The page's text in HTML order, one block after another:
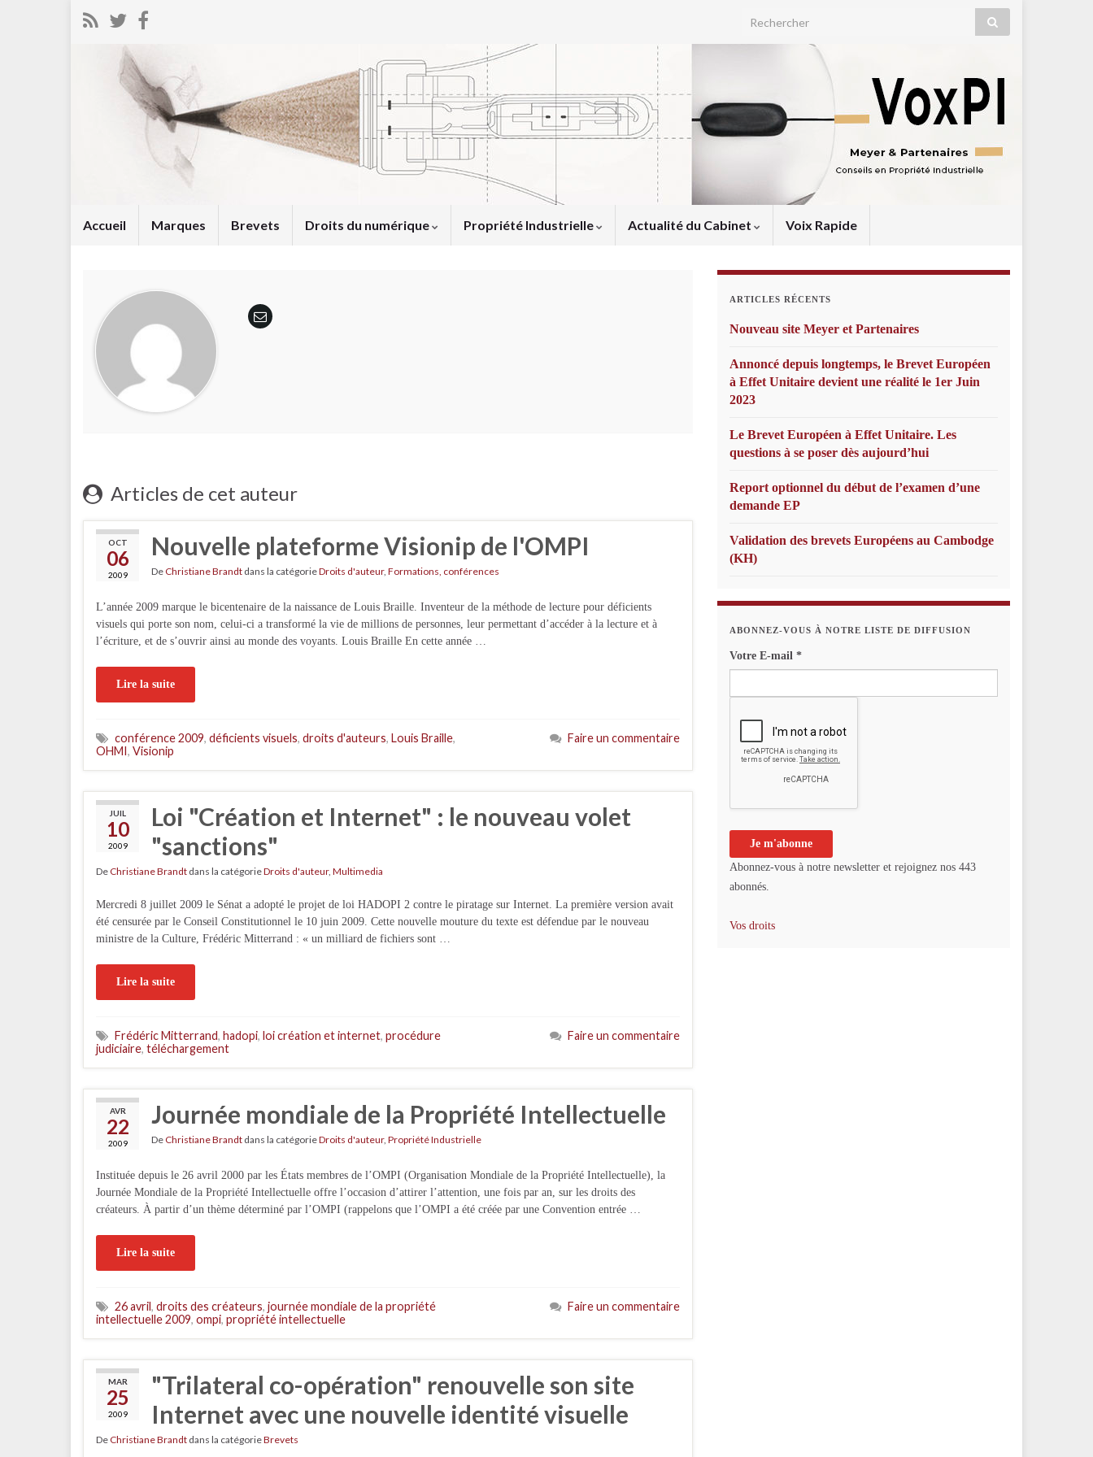
Search for:
Accueil Marques Brevets Droits du numérique Propriété Industrielle Actualité du Cabinet Voix Rapide
Articles de cet auteur
OCT
06
2009
Nouvelle plateforme Visionip de l'OMPI
De Christiane Brandt dans la catégorieDroits d'auteur, Formations, conférences
L’année 2009 marque le bicentenaire de la naissance de Louis Braille. Inventeur de la méthode de lecture pour déficients
visuels qui porte son nom, celui-ci a transformé la vie de millions de personnes, leur permettant d’accéder à la lecture et à
l’écriture, et de s’ouvrir ainsi au monde des voyants. Louis Braille En cette année …
Lire la suite
conférence 2009, déficients visuels, droits d'auteurs, Louis Braille,
OHMI, Visionip
Faire un commentaire
JUIL
10
2009
Loi "Création et Internet" : le nouveau volet
"sanctions"
De Christiane Brandt dans la catégorieDroits d'auteur, Multimedia
Mercredi 8 juillet 2009 le Sénat a adopté le projet de loi HADOPI 2 contre le piratage sur Internet. La première version avait
été censurée par le Conseil Constitutionnel le 10 juin 2009. Cette nouvelle mouture du texte est défendue par le nouveau
ministre de la Culture, Frédéric Mitterrand : « un milliard de fichiers sont …
Lire la suite
Frédéric Mitterrand, hadopi, loi création et internet, procédure
judiciaire, téléchargement
Faire un commentaire
AVR
22
2009
Journée mondiale de la Propriété Intellectuelle
De Christiane Brandt dans la catégorieDroits d'auteur, Propriété Industrielle
Instituée depuis le 26 avril 2000 par les États membres de l’OMPI (Organisation Mondiale de la Propriété Intellectuelle), la
Journée Mondiale de la Propriété Intellectuelle offre l’occasion d’attirer l’attention, une fois par an, sur les droits des
créateurs. À partir d’un thème déterminé par l’OMPI (rappelons que l’OMPI a été créée par une Convention entrée …
Lire la suite
26 avril, droits des créateurs, journée mondiale de la propriété
intellectuelle 2009, ompi, propriété intellectuelle
Faire un commentaire
MAR
25
2009
"Trilateral co-opération" renouvelle son site
Internet avec une nouvelle identité visuelle
De Christiane Brandt dans la catégorieBrevets
ARTICLES RÉCENTS
Nouveau site Meyer et Partenaires
Annoncé depuis longtemps, le Brevet Européen
à Effet Unitaire devient une réalité le 1er Juin
2023
Le Brevet Européen à Effet Unitaire. Les
questions à se poser dès aujourd’hui
Report optionnel du début de l’examen d’une
demande EP
Validation des brevets Européens au Cambodge
(KH)
ABONNEZ-VOUS À NOTRE LISTE DE DIFFUSION
Votre E-mail *
Abonnez-vous à notre newsletter et rejoignez nos 443
abonnés.
Vos droits